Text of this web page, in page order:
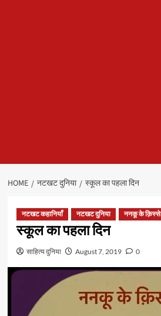
HOME नटखट दुनिया स्कूल का पहला दिन
नटखट कहानियाँ नटखट दुनिया ननकू के क़िस्से
स्कूल का पहला दिन
साहित्य दुनिया August 7, 2019 0